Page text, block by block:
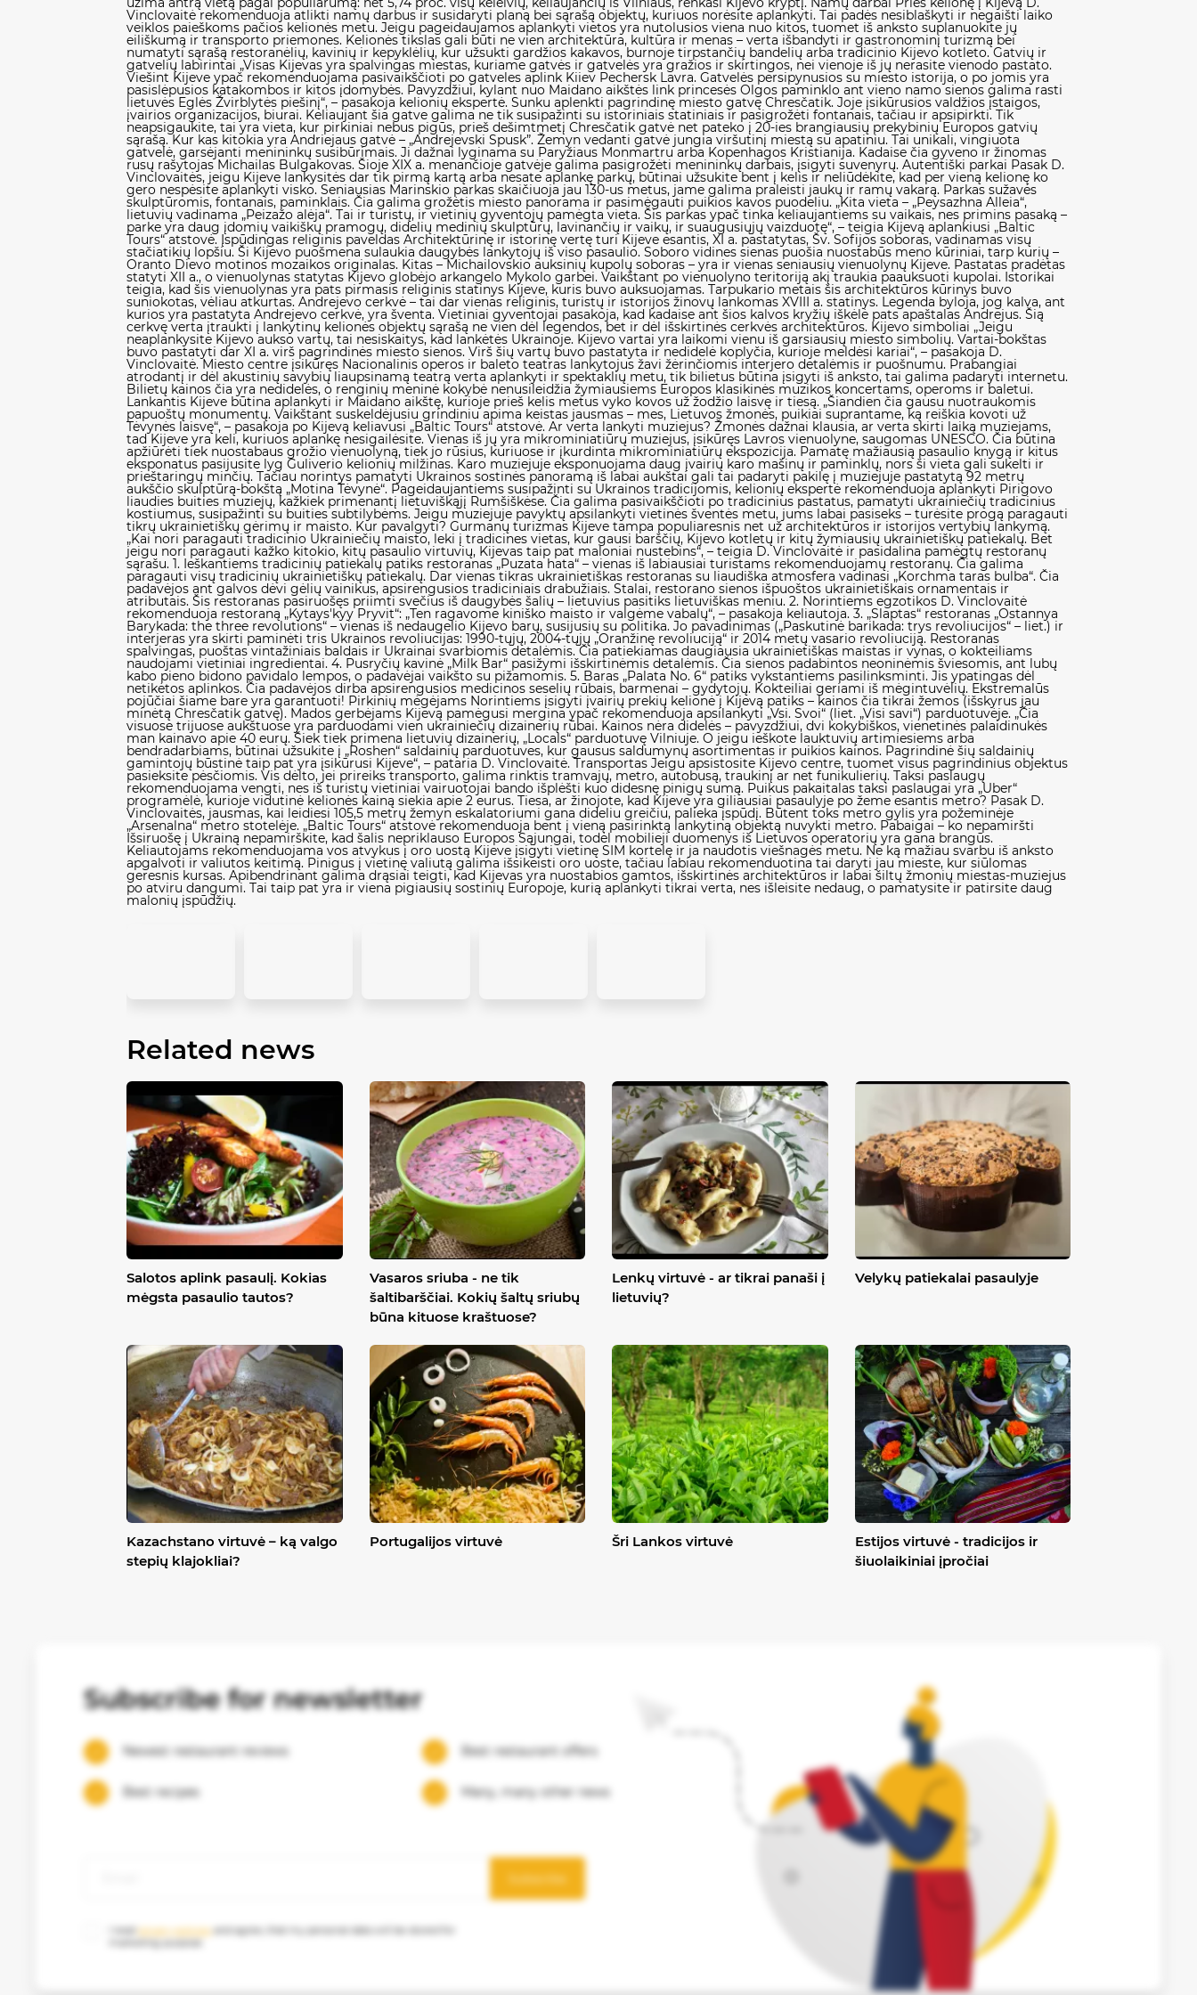
Related news
Salotos aplink pasaulį. Kokias
mėgsta pasaulio tautos?
Vasaros sriuba - ne tik
šaltibarščiai. Kokių šaltų sriubų
būna kituose kraštuose?
Lenkų virtuvė - ar tikrai panaši į
lietuvių?
Velykų patiekalai pasaulyje
Kazachstano virtuvė – ką valgo
stepių klajokliai?
Portugalijos virtuvė Šri Lankos virtuvė
Estijos virtuvė - tradicijos ir
šiuolaikiniai įpročiai
Subscribe for newsletter
Newest restaurant reviews Best restaurant offers
Best recipes Many, many other news
Subscribe
privacy policies
and agree, that my personal data will be stored for